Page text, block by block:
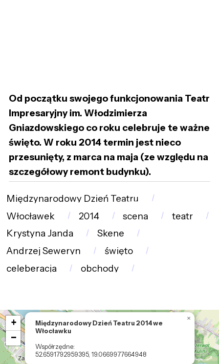
Od początku swojego funkcjonowania Teatr
Impresaryjny im. Włodzimierza
Gniazdowskiego co roku celebruje te ważne
święto. W roku 2014 termin jest nieco
przesunięty, z marca na maja (ze względu na
szczegółowy remont budynku).
Międzynarodowy Dzień Teatru
Włocławek
2014 scena
teatr
Krystyna Janda
Skene
Andrzej Seweryn
święto
celeberacja
obchody
Loading map ....
Międzynarodowy Dzień Teatru 2014 we
Włocławku
Współrzędne:
52.6591792959395, 19.0669977664948
×
+
−